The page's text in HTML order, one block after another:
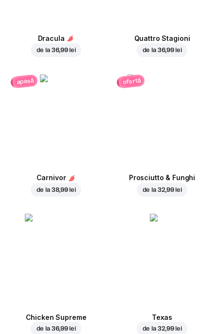
Dracula
de la 36,99 lei
Quattro Stagioni
de la 36,99 lei
apasă
Carnivor
de la 38,99 lei
ofertă
Prosciutto & Funghi
de la 32,99 lei
Chicken Supreme
de la 36,99 lei
Texas
de la 32,99 lei